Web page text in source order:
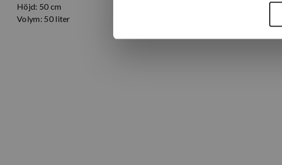
Höjd: 50 cm
Volym: 50 liter